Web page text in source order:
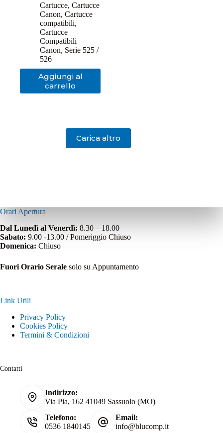
Cartucce, Cartucce
Canon, Cartucce
compatibili,
Cartucce
Compatibili
Canon, Serie 525 /
526
Aggiungi al
carrello
Carica altro
Orari Apertura
Dal Lunedì al Venerdì: 8.30 – 18.00
Sabato: 9.00 -13.00 / Pomeriggio Chiuso
Domenica: Chiuso
Fuori Orario Serale solo su Appuntamento
Link Utili
Privacy Policy
Cookies Policy
Termini & Condizioni
Contatti
Indirizzo:
Via Pia, 162 41049 Sassuolo (MO)
Telefono:
0536 1840145
Email:
info@blucomp.it